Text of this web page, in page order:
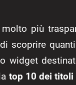
più
scoprire
widget
top 10 dei